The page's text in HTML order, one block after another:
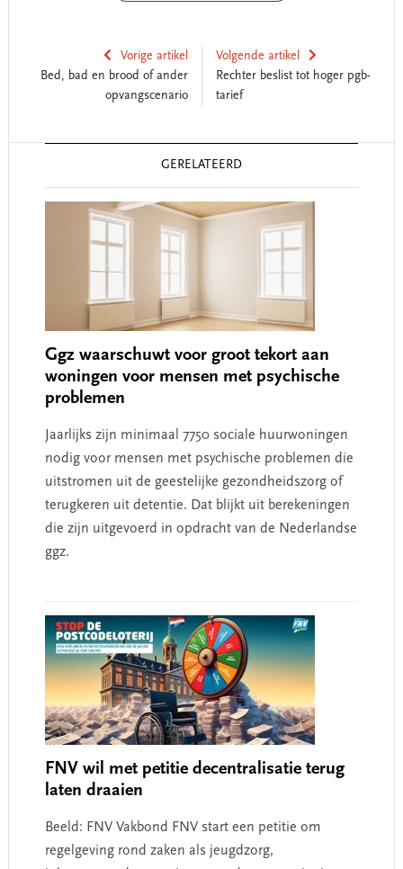
Vorige artikel
Bed, bad en brood of ander
opvangscenario
Volgende artikel
Rechter beslist tot hoger pgb-
tarief
GERELATEERD
Ggz waarschuwt voor groot tekort aan
woningen voor mensen met psychische
problemen
Jaarlijks zijn minimaal 7750 sociale huurwoningen
nodig voor mensen met psychische problemen die
uitstromen uit de geestelijke gezondheidszorg of
terugkeren uit detentie. Dat blijkt uit berekeningen
die zijn uitgevoerd in opdracht van de Nederlandse
ggz.
FNV wil met petitie decentralisatie terug
laten draaien
Beeld: FNV Vakbond FNV start een petitie om
regelgeving rond zaken als jeugdzorg,